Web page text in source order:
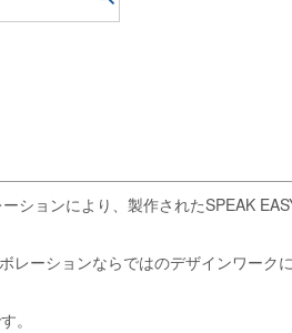
ョンにより、製作されたSPEAK
ーションならではのデザインワーク
。